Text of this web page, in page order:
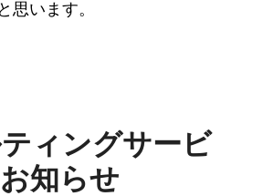
思います。
ィングサービ
知らせ